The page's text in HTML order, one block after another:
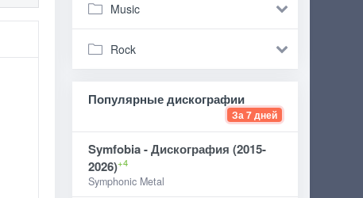
Music
Rock
Популярные дискографии
За 7 дней
Symfobia - Дискография (2015-
2026)+4
Symphonic Metal